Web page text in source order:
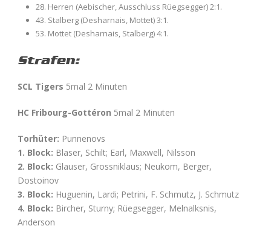
28. Herren (Aebischer, Ausschluss Rüegsegger) 2:1.
43. Stalberg (Desharnais, Mottet) 3:1.
53. Mottet (Desharnais, Stalberg) 4:1.
Strafen:
SCL Tigers 5mal 2 Minuten
HC Fribourg-Gottéron 5mal 2 Minuten
Torhüter: Punnenovs
1. Block: Blaser, Schilt; Earl, Maxwell, Nilsson
2. Block: Glauser, Grossniklaus; Neukom, Berger,
Dostoinov
3. Block: Huguenin, Lardi; Petrini, F. Schmutz, J. Schmutz
4. Block: Bircher, Sturny; Rüegsegger, Melnalksnis,
Anderson